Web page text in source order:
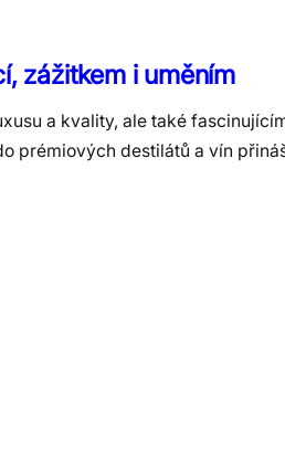
zážitkem i uměním
a kvality, ale také
prémiových destilátů a vín